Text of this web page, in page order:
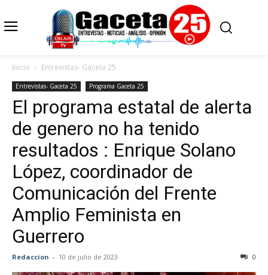
Inicio Entrevistas- Gaceta 25
Entrevistas- Gaceta 25 Programa Gaceta 25
El programa estatal de alerta
de genero no ha tenido
resultados : Enrique Solano
López, coordinador de
Comunicación del Frente
Amplio Feminista en
Guerrero
Redaccion - 10 de julio de 2023 0